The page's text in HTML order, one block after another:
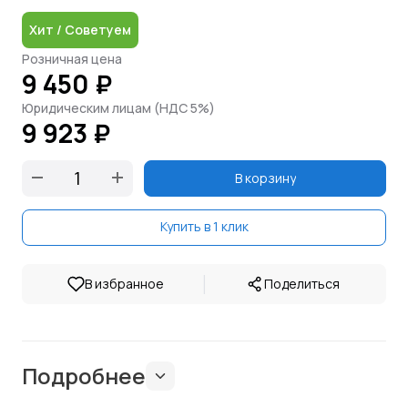
Хит / Советуем
Розничная цена
9 450 ₽
Юридическим лицам (НДС 5%)
9 923 ₽
В корзину
Купить в 1 клик
В избранное | Поделиться
Подробнее